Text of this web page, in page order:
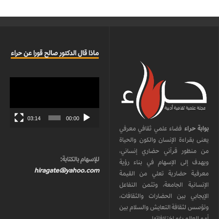
بوابة حراء فضاء علمي ثقافي معرفي
يعنى بقراءة الإنسان والكون والحياة
من منظور قرآني حضاري إنساني،
ويهدف إلى الإسهام في بناء رؤية
معرفية حضارية تعلي من القيمة
الإنسانية الجامعة، وتثمن التفاعل
الإيجابي بين الحضارات والثقافات،
وتؤسس لثقافة التعايش والسلام بين
ماذا قال الدكتور صالح قورا عن حراء
00:00
03:14
للإسهام بالكتابة:
hiragate@yahoo.com